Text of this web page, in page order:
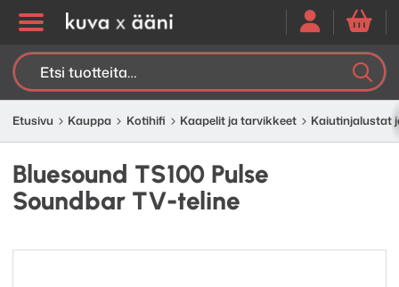
Etsi:
Etusivu Kauppa Kotihifi Kaapelit ja tarvikkeet Kaiutinjalustat
Bluesound TS100 Pulse
Soundbar TV-teline